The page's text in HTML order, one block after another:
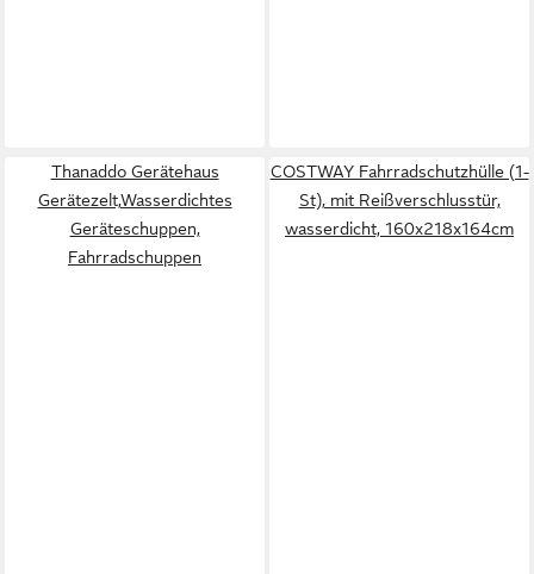
Thanaddo Gerätehaus
Gerätezelt,Wasserdichtes
Geräteschuppen,
Fahrradschuppen
COSTWAY Fahrradschutzhülle (1-
St), mit Reißverschlusstür,
wasserdicht, 160x218x164cm